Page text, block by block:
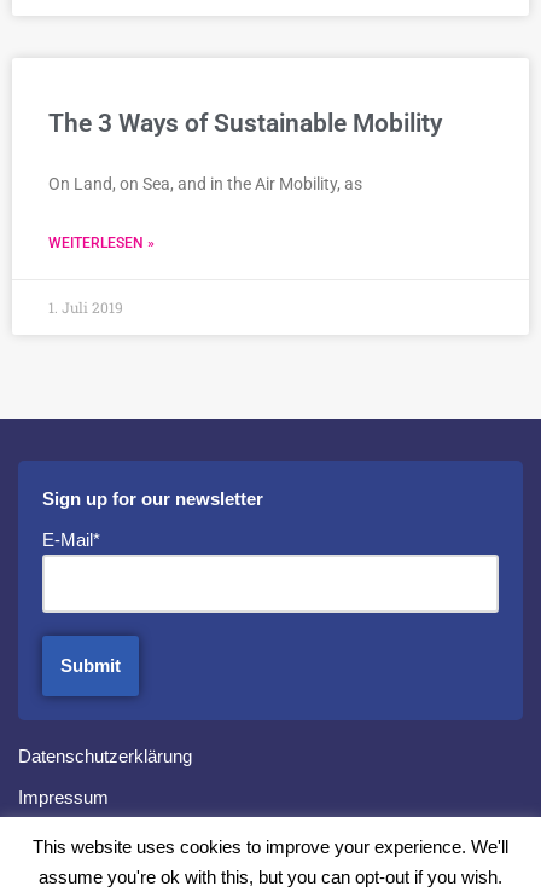
The 3 Ways of Sustainable Mobility
On Land, on Sea, and in the Air Mobility, as
WEITERLESEN »
1. Juli 2019
Sign up for our newsletter
E-Mail*
Datenschutzerklärung
Impressum
This website uses cookies to improve your experience. We'll
assume you're ok with this, but you can opt-out if you wish.